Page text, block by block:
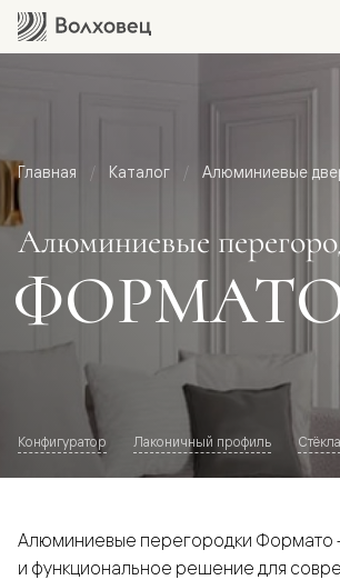
Главная Каталог Алюминиевые
Алюминиевые
Конфигуратор Лаконичный профиль Стёкла
Алюминиевые перегородки Формато
и функциональное решение для